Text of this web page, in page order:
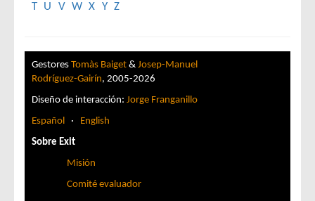
T U V W X Y Z
Gestores Tomàs Baiget & Josep-Manuel
Rodríguez-Gairín, 2005-2026
Diseño de interacción: Jorge Franganillo
Español · English
Sobre Exit
Misión
Comité evaluador